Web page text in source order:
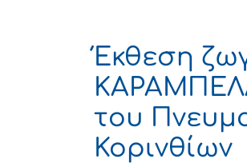
Έκθεση
του
Κορινθίων